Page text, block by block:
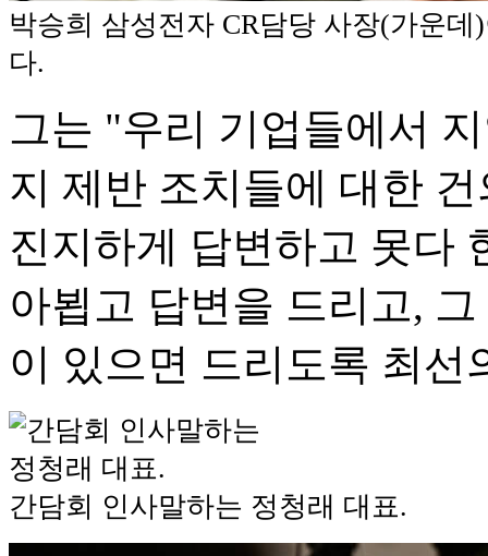
박승희 삼성전자 CR담당 사장(가운데
다.
그는 "우리 기업들에서
지 제반 조치들에 대한
진지하게 답변하고 못다
아뵙고 답변을 드리고,
이 있으면 드리도록 최
간담회 인사말하는 정청래 대표.